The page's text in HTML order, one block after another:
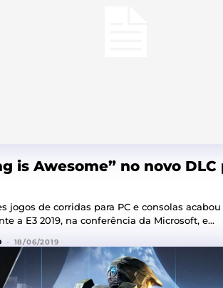
is Awesome” no novo DLC
jogos de corridas para PC e consolas
a E3 2019, na conferência da Microsoft, e...
- 18/06/2019